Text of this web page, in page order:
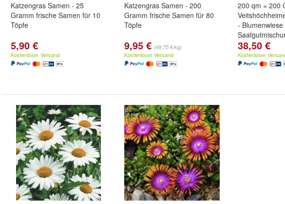
Katzengras Samen - 25
Gramm frische Samen für 10
Töpfe
5,90 €
Kostenloser Versand
Katzengras Samen - 200
Gramm frische Samen für 80
Töpfe
9,95 € (49,75 €/kg)
Kostenloser Versand
200 qm = 200
- Blumenwiese
38,50 €
Kostenloser